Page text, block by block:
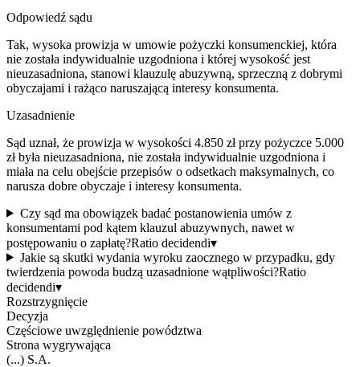
Odpowiedź sądu
Tak, wysoka prowizja w umowie pożyczki konsumenckiej, która
nie została indywidualnie uzgodniona i której wysokość jest
nieuzasadniona, stanowi klauzulę abuzywną, sprzeczną z dobrymi
obyczajami i rażąco naruszającą interesy konsumenta.
Uzasadnienie
Sąd uznał, że prowizja w wysokości 4.850 zł przy pożyczce 5.000
zł była nieuzasadniona, nie została indywidualnie uzgodniona i
miała na celu obejście przepisów o odsetkach maksymalnych, co
narusza dobre obyczaje i interesy konsumenta.
Czy sąd ma obowiązek badać postanowienia umów z
konsumentami pod kątem klauzul abuzywnych, nawet w
postępowaniu o zapłatę?Ratio decidendi▾
Jakie są skutki wydania wyroku zaocznego w przypadku, gdy
twierdzenia powoda budzą uzasadnione wątpliwości?Ratio
decidendi▾
Rozstrzygnięcie
Decyzja
Częściowe uwzględnienie powództwa
Strona wygrywająca
(...) S.A.